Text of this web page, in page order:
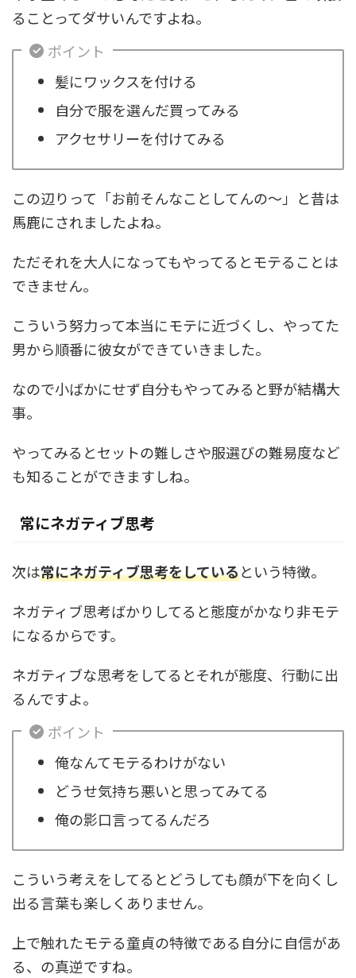
ることってダサいんですよね。
ポイント
髪にワックスを付ける
自分で服を選んだ買ってみる
アクセサリーを付けてみる
この辺りって「お前そんなことしてんの～」と昔は
馬鹿にされましたよね。
ただそれを大人になってもやってるとモテることは
できません。
こういう努力って本当にモテに近づくし、やってた
男から順番に彼女ができていきました。
なので小ばかにせず自分もやってみると野が結構大
事。
やってみるとセットの難しさや服選びの難易度など
も知ることができますしね。
常にネガティブ思考
次は常にネガティブ思考をしているという特徴。
ネガティブ思考ばかりしてると態度がかなり非モテ
になるからです。
ネガティブな思考をしてるとそれが態度、行動に出
るんですよ。
ポイント
俺なんてモテるわけがない
どうせ気持ち悪いと思ってみてる
俺の影口言ってるんだろ
こういう考えをしてるとどうしても顔が下を向くし
出る言葉も楽しくありません。
上で触れたモテる童貞の特徴である自分に自信があ
る、の真逆ですね。